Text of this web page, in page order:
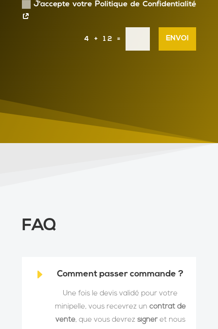
J'accepte votre Politique de Confidentialité
4 + 12 = ENVOI
FAQ
E Comment passer commande ?
Une fois le devis validé pour votre
minipelle, vous recevrez un contrat de
vente, que vous devrez signer et nous